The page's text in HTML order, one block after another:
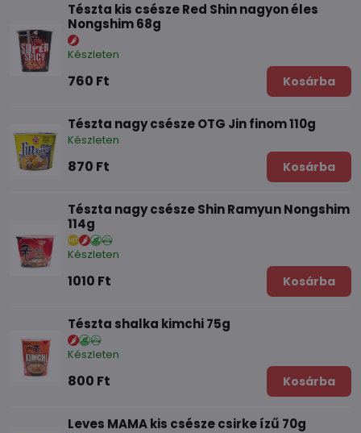
Tészta kis csésze Red Shin nagyon éles
Nongshim 68g
Készleten
760 Ft Kosárba
Tészta nagy csésze OTG Jin finom 110g
Készleten
870 Ft Kosárba
Tészta nagy csésze Shin Ramyun Nongshim
114g
Készleten
1010 Ft Kosárba
Tészta shalka kimchi 75g
Készleten
800 Ft Kosárba
Leves MAMA kis csésze csirke ízű 70g